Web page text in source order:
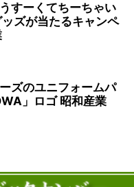
すーくてちーちゃい
ズが当たるキャンペ
ズのユニフォームパ
」ロゴ 昭和産業